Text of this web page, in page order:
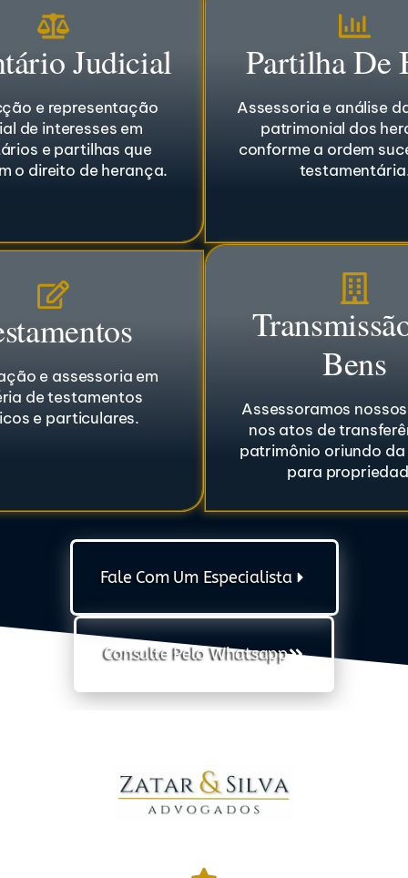
Judicial
e representação
de interesses em
e partilhas que
o direito de herança.
Partilha De
Assessoria e análise
patrimonial dos
conforme a ordem
e assessoria em
de testamentos
e particulares.
Bens
Assessoramos
nos atos de
patrimônio oriundo
para
Fale Com Um Especialista
Consulte Pelo Whatsapp